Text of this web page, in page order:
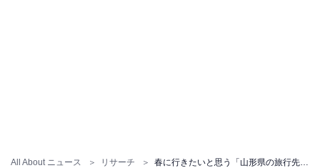
All About ニュース リサーチ